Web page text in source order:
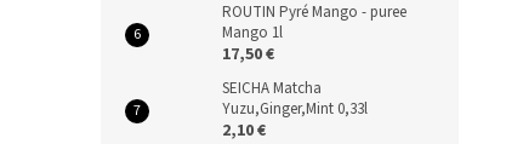
ROUTIN Pyré Mango - puree
Mango 1l
17,50 €
SEICHA Matcha
Yuzu,Ginger,Mint 0,33l
2,10 €